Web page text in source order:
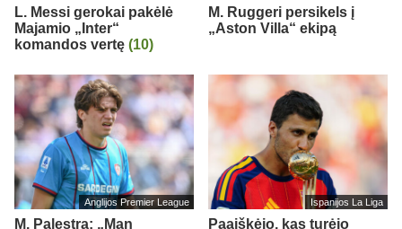
L. Messi gerokai pakėlė
Majamio „Inter“
komandos vertę (10)
M. Ruggeri persikels į
„Aston Villa“ ekipą
Anglijos Premier League
M. Palestra: „Man
Ispanijos La Liga
Paaiškėjo, kas turėjo